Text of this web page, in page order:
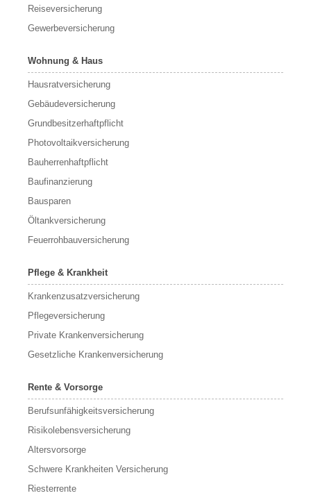
Reiseversicherung
Gewerbeversicherung
Wohnung & Haus
Hausratversicherung
Gebäudeversicherung
Grundbesitzerhaftpflicht
Photovoltaikversicherung
Bauherrenhaftpflicht
Baufinanzierung
Bausparen
Öltankversicherung
Feuerrohbauversicherung
Pflege & Krankheit
Krankenzusatzversicherung
Pflegeversicherung
Private Krankenversicherung
Gesetzliche Krankenversicherung
Rente & Vorsorge
Berufs­unfähigkeitsversicherung
Risikolebensversicherung
Altersvorsorge
Schwere Krankheiten Versicherung
Riesterrente